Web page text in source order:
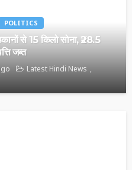
POLITICS
से 15 किलो सोना, ₹28.5
जब्त
Latest Hindi News